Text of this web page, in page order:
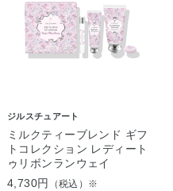
ジルスチュアート
ミルクティーブレンド ギフ
トコレクション レディート
ゥリボンランウェイ
4,730円
（税込）※